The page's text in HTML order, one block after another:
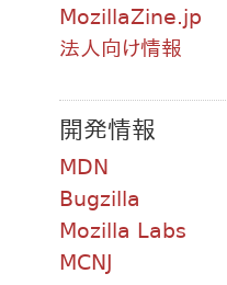
MozillaZine.jp
法人向け情報
開発情報
MDN
Bugzilla
Mozilla Labs
MCNJ